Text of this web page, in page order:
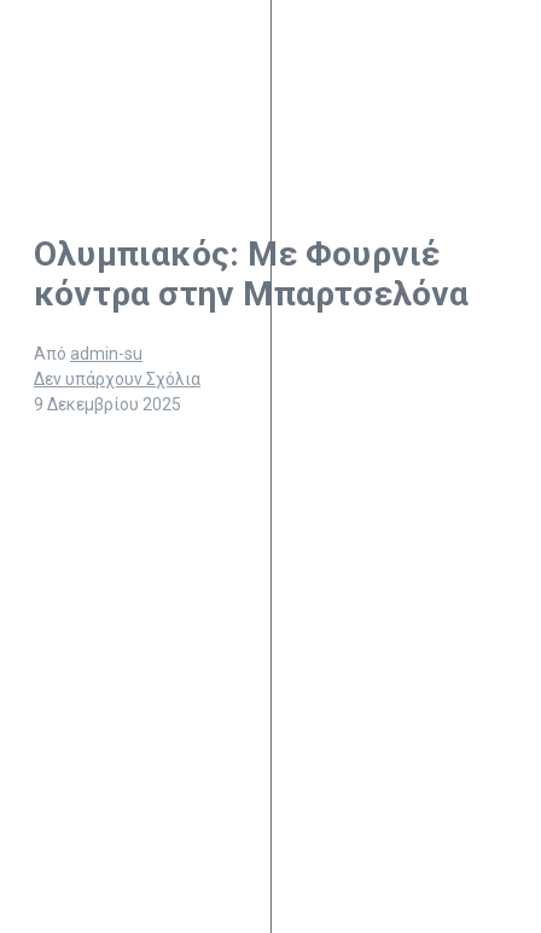
Ολυμπιακός: Με Φουρνιέ
κόντρα στην Μπαρτσελόνα
Από admin-su
Δεν υπάρχουν Σχόλια
9 Δεκεμβρίου 2025